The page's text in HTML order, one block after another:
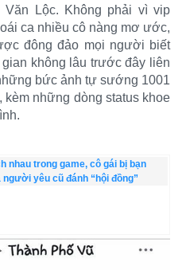
Văn Lộc. Không phải vì vip
ca nhiều cô nàng mơ ước,
đông đảo mọi người biết
không lâu trước đây liên
bức ảnh tự sướng 1001
những dòng status khoe
nhau trong game, cô gái bị bạn
người yêu cũ đánh “hội đồng”